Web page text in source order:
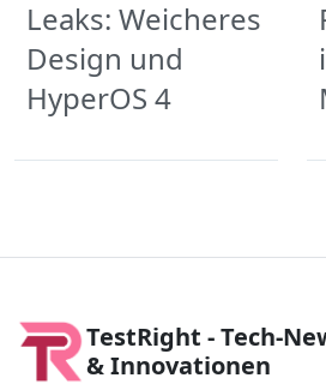
Leaks: Weicheres
Design und
HyperOS 4
TestRight - Tech-
& Innovationen